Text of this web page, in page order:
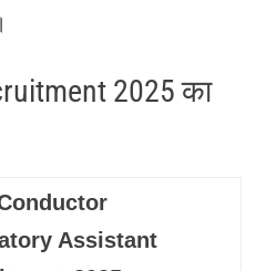
2025 का
Assistant